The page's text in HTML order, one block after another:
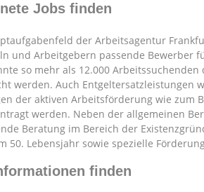
Jobs finden
der Arbeitsagentur
und Arbeitgebern passende Bewerber
so mehr als 12.000
werden. Auch Entgeltersatzleistungen
der aktiven Arbeitsförderung wie zum
werden. Neben der allgemeinen
Beratung im Bereich der
50. Lebensjahr sowie spezielle
finden